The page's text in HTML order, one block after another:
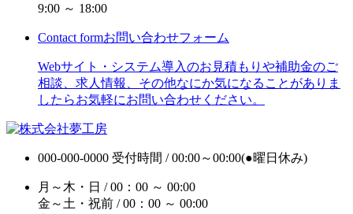
9:00 ～ 18:00
Contact formお問い合わせフォーム
Webサイト・システム導入のお見積もりや補助金のご
相談、求人情報、その他なにか気になることがありま
したらお気軽にお問い合わせください。
000-000-0000 受付時間 / 00:00～00:00(●曜日休み)
月～木・日 / 00：00 ～ 00:00
金～土・祝前 / 00：00 ～ 00:00